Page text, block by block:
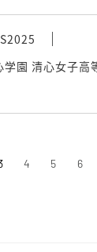
学園 清心女子
4 5 6